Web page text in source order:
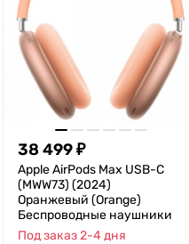
38 499₽
Apple AirPods Max USB-C
(MWW73) (2024)
Оранжевый (Orange)
Беспроводные наушники
Под заказ 2-4 дня